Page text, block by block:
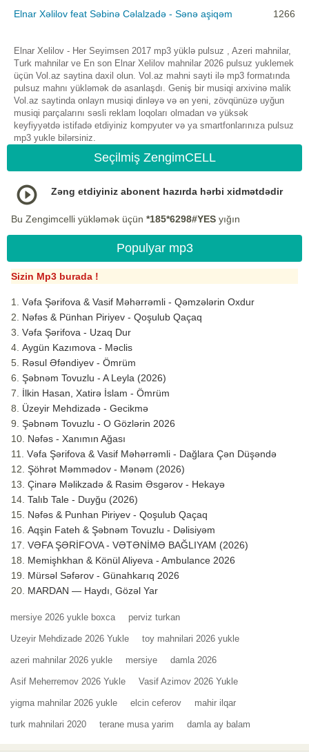
Elnar Xəlilov feat Səbinə Cəlalzadə - Sənə aşiqəm
1266
Elnar Xelilov - Her Seyimsen 2017 mp3 yüklə pulsuz , Azeri mahnilar,
Turk mahnilar ve En son Elnar Xelilov mahnilar 2026 pulsuz yuklemek
üçün Vol.az saytina daxil olun. Vol.az mahni sayti ilə mp3 formatında
pulsuz mahnı yükləmək də asanlaşdı. Geniş bir musiqi arxivinə malik
Vol.az saytinda onlayn musiqi dinləyə və ən yeni, zövqünüzə uyğun
musiqi parçalarını səsli reklam loqoları olmadan və yüksək
keyfiyyətdə istifadə etdiyiniz kompyuter və ya smartfonlarınıza pulsuz
mp3 yukle bilərsiniz.
Seçilmiş ZengimCELL
Zəng etdiyiniz abonent hazırda hərbi xidmətdədir
Bu Zengimcelli yükləmək üçün *185*6298#YES yığın
Populyar mp3
Sizin Mp3 burada !
Vəfa Şərifova & Vasif Məhərrəmli - Qəmzələrin Oxdur
Nəfəs & Pünhan Piriyev - Qoşulub Qaçaq
Vəfa Şərifova - Uzaq Dur
Aygün Kazımova - Məclis
Rəsul Əfəndiyev - Ömrüm
Şəbnəm Tovuzlu - A Leyla (2026)
İlkin Hasan, Xatirə İslam - Ömrüm
Üzeyir Mehdizadə - Gecikmə
Şəbnəm Tovuzlu - O Gözlərin 2026
Nəfəs - Xanımın Ağası
Vəfa Şərifova & Vasif Məhərrəmli - Dağlara Çən Düşəndə
Şöhrət Məmmədov - Mənəm (2026)
Çinarə Məlikzadə & Rasim Əsgərov - Hekayə
Talıb Tale - Duyğu (2026)
Nəfəs & Punhan Piriyev - Qoşulub Qaçaq
Aqşin Fateh & Şəbnəm Tovuzlu - Dəlisiyəm
VƏFA ŞƏRİFOVA - VƏTƏNİMƏ BAĞLIYAM (2026)
Memişhkhan & Könül Aliyeva - Ambulance 2026
Mürsəl Səfərov - Günahkarıq 2026
MARDAN — Haydı, Gözəl Yar
mersiye 2026 yukle boxca perviz turkan
Uzeyir Mehdizade 2026 Yukle toy mahnilari 2026 yukle
azeri mahnilar 2026 yukle mersiye damla 2026
Asif Meherremov 2026 Yukle Vasif Azimov 2026 Yukle
yigma mahnilar 2026 yukle elcin ceferov mahir ilqar
turk mahnilari 2020 terane musa yarim damla ay balam